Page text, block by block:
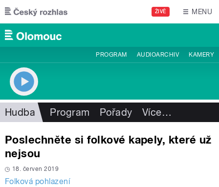
Přejít k hlavnímu obsahu
ŽIVĚ MENU
PROGRAM AUDIOARCHIV KAMERY
Hudba Program Pořady Více…
Poslechněte si folkové kapely, které už
nejsou
18. červen 2019
Folková pohlazení